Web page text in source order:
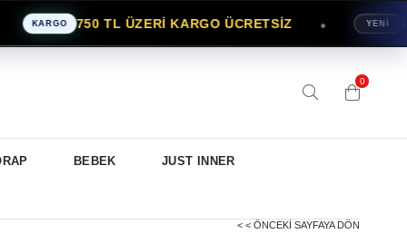
KARGO 750 TL ÜZERİ KARGO ÜCRETSİZ YENİ İLK
0
BEBEK JUST INNER
< < ÖNCEKI SAYFAYA DÖN